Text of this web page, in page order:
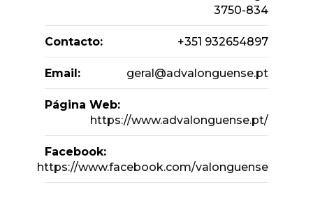
3750-834
Contacto: +351 932654897
Email: geral@advalonguense.pt
Página Web:
https://www.advalonguense.pt/
Facebook:
https://www.facebook.com/valonguense